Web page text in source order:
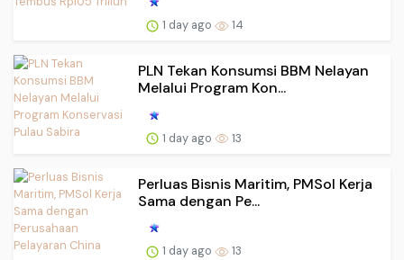
1 day ago 14
PLN Tekan Konsumsi BBM Nelayan
Melalui Program Kon...
1 day ago 13
Perluas Bisnis Maritim, PMSol Kerja
Sama dengan Pe...
1 day ago 13